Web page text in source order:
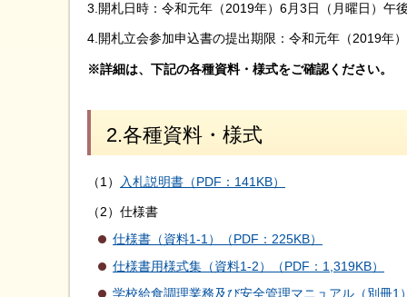
3.開札日時：令和元年（2019年）6月3日（月曜日）午
4.開札立会参加申込書の提出期限：令和元年（2019年
※詳細は、下記の各種資料・様式をご確認ください。
2.各種資料・様式
（1） 入札説明書（PDF：141KB）
（2）仕様書
仕様書（資料1-1）（PDF：225KB）
仕様書用様式集（資料1-2）（PDF：1,319KB）
学校給食調理業務及び安全管理マニュアル（別冊1